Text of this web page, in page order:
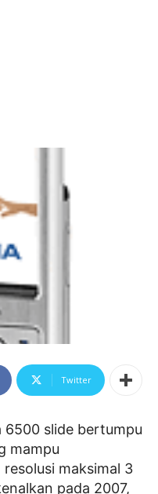
Twitter
6500 slide bertumpu
mampu
maksimal 3
pada 2007,